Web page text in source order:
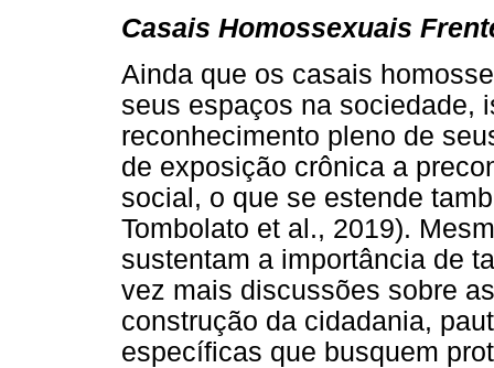
Casais Homossexuais
Ainda que os casais
seus espaços na sociedade,
reconhecimento pleno de
de exposição crônica a
social, o que se estende
Tombolato et al., 2019).
sustentam a importância de
vez mais discussões sobre
construção da cidadania,
específicas que busquem